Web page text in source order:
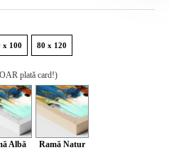
x 100 80 x 120
plată card!)
Albă
Ramă Natur